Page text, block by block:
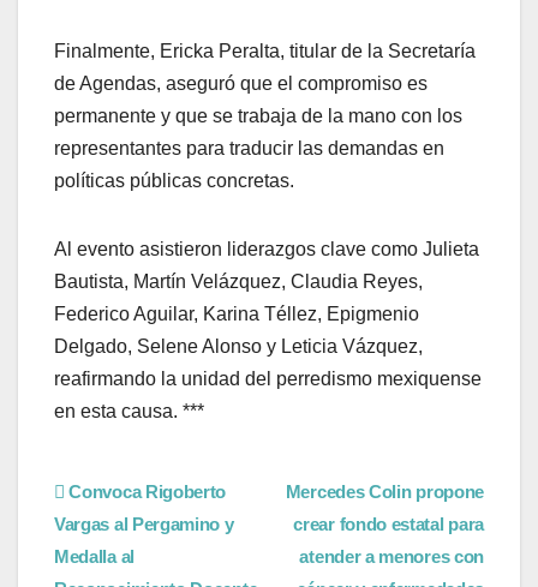
Finalmente, Ericka Peralta, titular de la Secretaría
de Agendas, aseguró que el compromiso es
permanente y que se trabaja de la mano con los
representantes para traducir las demandas en
políticas públicas concretas.
Al evento asistieron liderazgos clave como Julieta
Bautista, Martín Velázquez, Claudia Reyes,
Federico Aguilar, Karina Téllez, Epigmenio
Delgado, Selene Alonso y Leticia Vázquez,
reafirmando la unidad del perredismo mexiquense
en esta causa. ***
Mercedes Colin propone
crear fondo estatal para
atender a menores con
Convoca Rigoberto
Vargas al Pergamino y
Medalla al